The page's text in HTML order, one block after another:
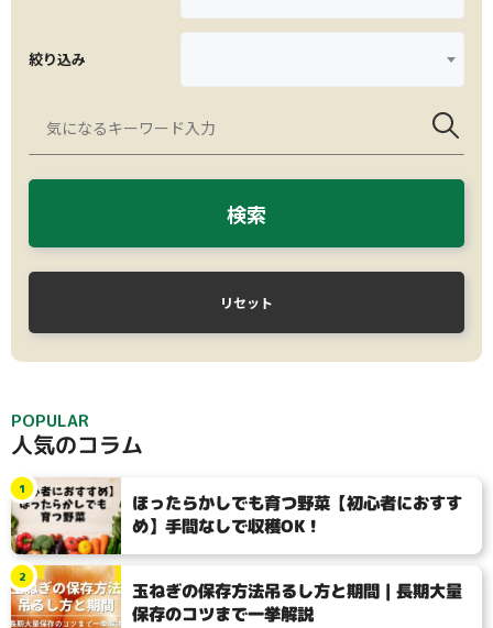
絞り込み
検索
リセット
POPULAR
人気のコラム
ほったらかしでも育つ野菜【初心者におすす
め】手間なしで収穫OK！
1
玉ねぎの保存方法吊るし方と期間｜長期大量
保存のコツまで一挙解説
2